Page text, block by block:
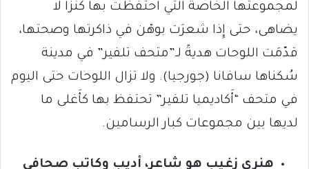
لمجموعتها الخاصة التي احتفظت بها كنزًا لا
يضاهى، حتى إِذا شعرَت بوهْن في ذاكرتها وصحتها،
قدّمَت اللوحات هديةً لـ”متحف تلفير” في مدينة
سُكناها سافانا (جورجيا). ولا تزال اللوحات حتى اليوم
في متحف “أَكاديميا تلفير” تحتفظ بها كأَغلى ما
لديها بين مجموعات كبار الرسامين.
هنري زغيب هو شاعر، أديب وكاتب صحافي